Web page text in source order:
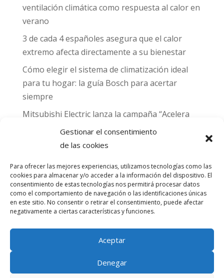
Gestionar el consentimiento
de las cookies
Para ofrecer las mejores experiencias, utilizamos tecnologías como las
cookies para almacenar y/o acceder a la información del dispositivo. El
consentimiento de estas tecnologías nos permitirá procesar datos
como el comportamiento de navegación o las identificaciones únicas
en este sitio. No consentir o retirar el consentimiento, puede afectar
negativamente a ciertas características y funciones.
Aceptar
Denegar
ventilación climática como respuesta al calor en
verano
3 de cada 4 españoles asegura que el calor
extremo afecta directamente a su bienestar
Cómo elegir el sistema de climatización ideal
para tu hogar: la guía Bosch para acertar
siempre
Mitsubishi Electric lanza la campaña “Acelera
hacia MADRID 2026” y premia con entradas
para el Gran Premio de Fórmula 1 de Madrid
sello CO₂ Nulo: confort real, salud y
descarbonización en una sola vivienda
Comentarios
recientes